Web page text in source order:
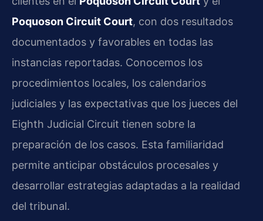
Poquoson Circuit Court, con dos resultados
documentados y favorables en todas las
instancias reportadas. Conocemos los
procedimientos locales, los calendarios
judiciales y las expectativas que los jueces del
Eighth Judicial Circuit tienen sobre la
preparación de los casos. Esta familiaridad
permite anticipar obstáculos procesales y
desarrollar estrategias adaptadas a la realidad
del tribunal.